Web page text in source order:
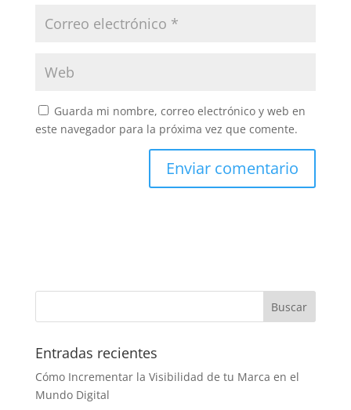
Guarda mi nombre, correo electrónico y web en
este navegador para la próxima vez que comente.
Entradas recientes
Cómo Incrementar la Visibilidad de tu Marca en el
Mundo Digital